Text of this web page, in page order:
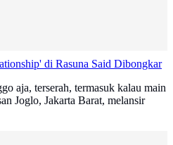
di Rasuna Said Dibongkar
aja, terserah, termasuk kalau main
Joglo, Jakarta Barat, melansir